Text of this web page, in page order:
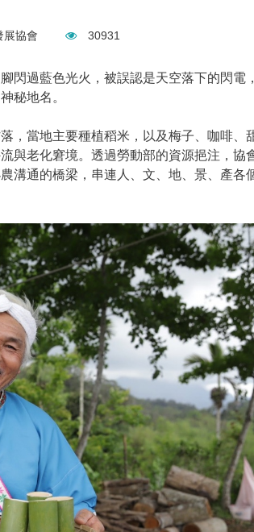
展協會 30931
閃過藍色光火，被誤認是天空落下的閃電
秘地名。
，當地主要種植稻米，以及梅子、咖啡、
與老化窘境。透過勞動部的資源挹注，協
溝通的橋梁，串連人、文、地、景、產各